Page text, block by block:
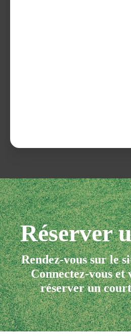
Réserver
Rendez-vous sur le
Connectez-vous et
réserver un